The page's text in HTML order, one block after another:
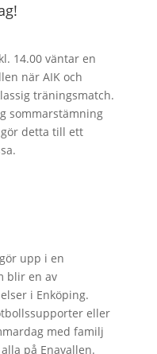
14.00 väntar en
när AIK och
träningsmatch.
sommarstämning
detta till ett
upp i en
blir en av
i Enköping.
eller
med familj
på Enavallen.